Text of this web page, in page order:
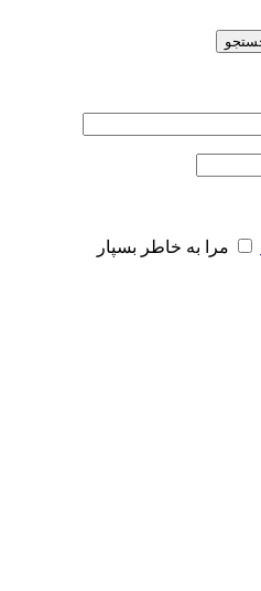
مرا به خاطر بسپار